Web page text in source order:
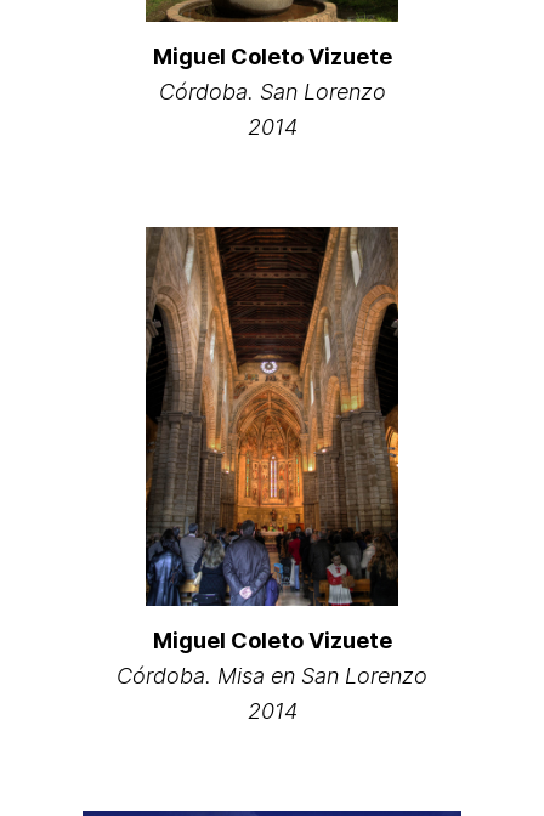
Miguel Coleto Vizuete
Córdoba. San Lorenzo
2014
Miguel Coleto Vizuete
Córdoba. Misa en San Lorenzo
2014